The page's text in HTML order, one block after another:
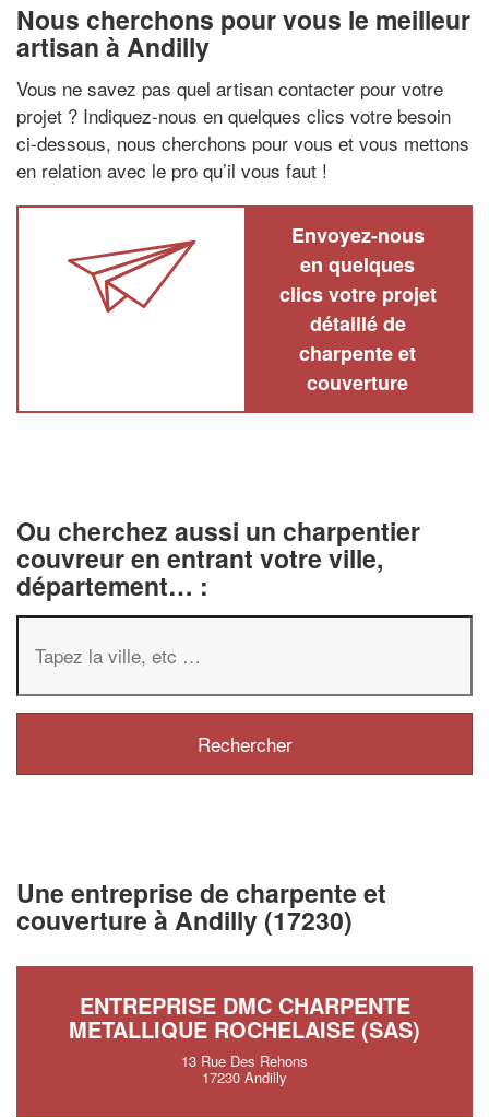
Nous cherchons pour vous le meilleur
artisan à Andilly
Vous ne savez pas quel artisan contacter pour votre
projet ? Indiquez-nous en quelques clics votre besoin
ci-dessous, nous cherchons pour vous et vous mettons
en relation avec le pro qu’il vous faut !
Envoyez-nous
en quelques
clics votre projet
détaillé de
charpente et
couverture
Ou cherchez aussi un charpentier
couvreur en entrant votre ville,
département… :
Une entreprise de charpente et
couverture à Andilly (17230)
ENTREPRISE DMC CHARPENTE
METALLIQUE ROCHELAISE (SAS)
13 Rue Des Rehons
17230 Andilly
✕
Vous êtes un
marges tout en
nouveaux clients
En savoir